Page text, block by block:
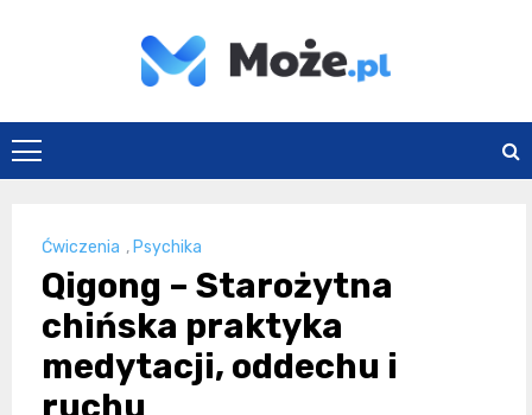
Może.pl
Ćwiczenia , Psychika
Qigong – Starożytna
chińska praktyka
medytacji, oddechu i
ruchu